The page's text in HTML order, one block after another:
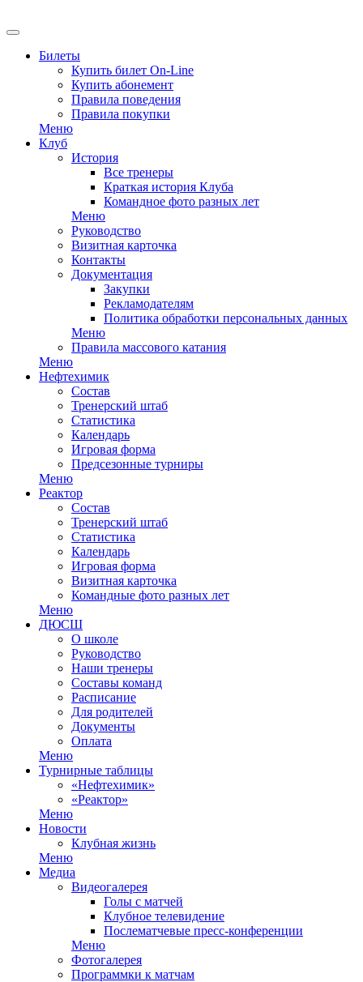
Билеты
Купить билет On-Line
Купить абонемент
Правила поведения
Правила покупки
Меню
Клуб
История
Все тренеры
Краткая история Клуба
Командное фото разных лет
Меню
Руководство
Визитная карточка
Контакты
Документация
Закупки
Рекламодателям
Политика обработки персональных данных
Меню
Правила массового катания
Меню
Нефтехимик
Состав
Тренерский штаб
Статистика
Календарь
Игровая форма
Предсезонные турниры
Меню
Реактор
Состав
Тренерский штаб
Статистика
Календарь
Игровая форма
Визитная карточка
Командные фото разных лет
Меню
ДЮСШ
О школе
Руководство
Наши тренеры
Составы команд
Расписание
Для родителей
Документы
Оплата
Меню
Турнирные таблицы
«Нефтехимик»
«Реактор»
Меню
Новости
Клубная жизнь
Меню
Медиа
Видеогалерея
Голы с матчей
Клубное телевидение
Послематчевые пресс-конференции
Меню
Фотогалерея
Программки к матчам